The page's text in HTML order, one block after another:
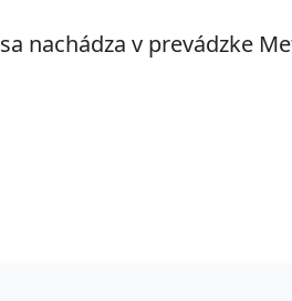
nachádza v prevádzke